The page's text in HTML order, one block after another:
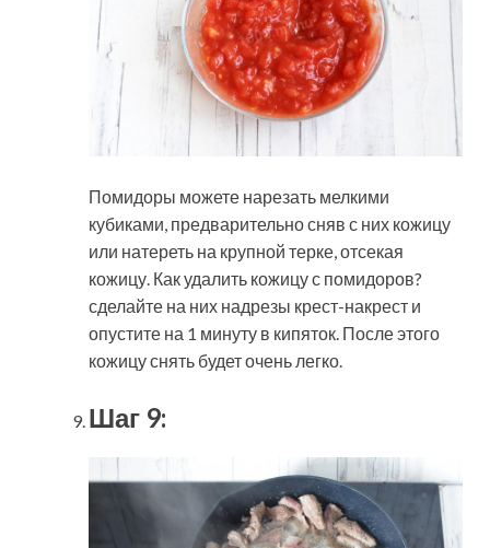
Помидоры можете нарезать мелкими
кубиками, предварительно сняв с них кожицу
или натереть на крупной терке, отсекая
кожицу. Как удалить кожицу с помидоров?
сделайте на них надрезы крест-накрест и
опустите на 1 минуту в кипяток. После этого
кожицу снять будет очень легко.
Шаг 9: